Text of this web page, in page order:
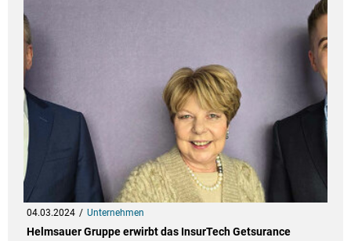
04.03.2024 Unternehmen
Helmsauer Gruppe erwirbt das InsurTech Getsurance